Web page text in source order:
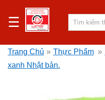
☰
Trang Chủ » Thực Phẩm »
xanh Nhật bản.